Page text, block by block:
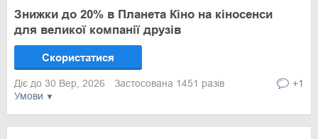
Умови
Знижки до 20% в Планета Кіно на кіносенси
для великої компанії друзів
Скористатися
Діє до 30 Вер, 2026 Застосована 1451 разів +1